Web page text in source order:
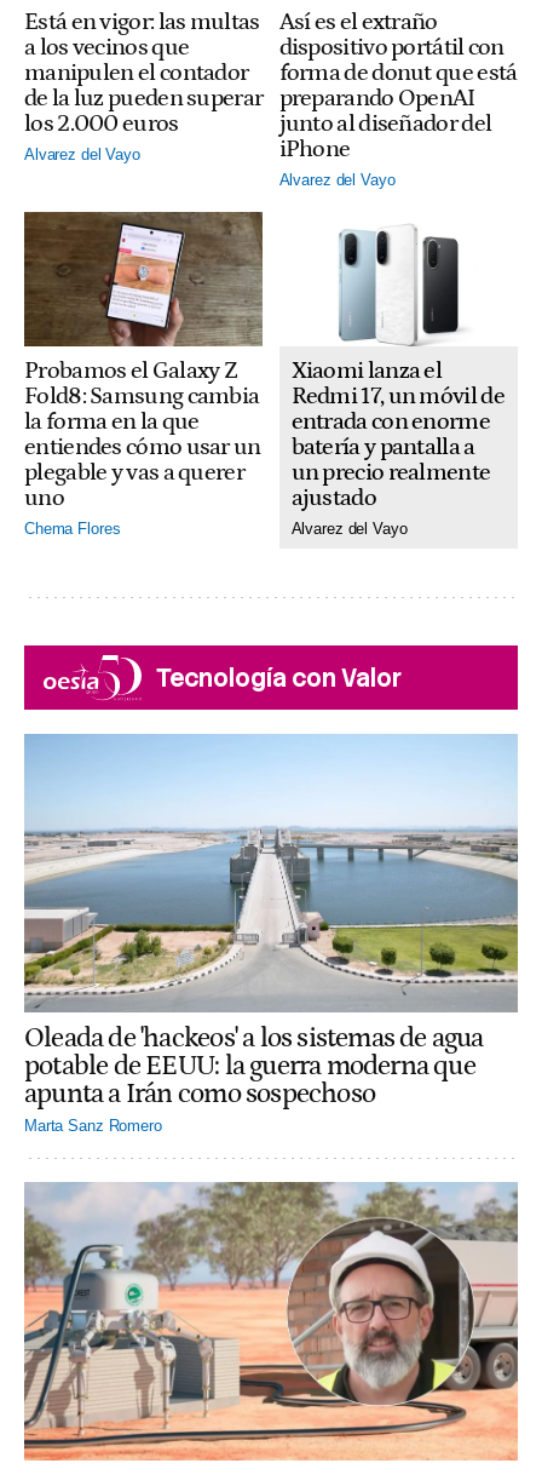
Está en vigor: las multas
a los vecinos que
manipulen el contador
de la luz pueden superar
los 2.000 euros
Alvarez del Vayo
Así es el extraño
dispositivo portátil con
forma de donut que está
preparando OpenAI
junto al diseñador del
iPhone
Alvarez del Vayo
Probamos el Galaxy Z
Fold8: Samsung cambia
la forma en la que
entiendes cómo usar un
plegable y vas a querer
uno
Chema Flores
Xiaomi lanza el
Redmi 17, un móvil de
entrada con enorme
batería y pantalla a
un precio realmente
ajustado
Alvarez del Vayo
Tecnología con Valor
Oleada de 'hackeos' a los sistemas de agua
potable de EEUU: la guerra moderna que
apunta a Irán como sospechoso
Marta Sanz Romero